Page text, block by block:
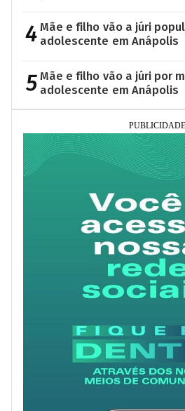
4 Mãe e filho vão a júri
adolescente em Anápolis
5 Mãe e filho vão a júri por
adolescente em Anápolis